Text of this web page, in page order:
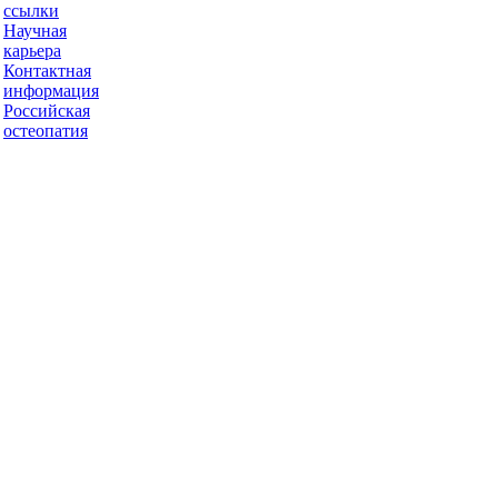
ссылки
Научная
карьера
Контактная
информация
Российская
остеопатия